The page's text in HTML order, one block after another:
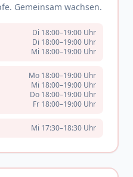
Gemeinsam wachsen.
Di 18:00–19:00 Uhr
Di 18:00–19:00 Uhr
Mi 18:00–19:00 Uhr
Mo 18:00–19:00 Uhr
Mi 18:00–19:00 Uhr
Do 18:00–19:00 Uhr
Fr 18:00–19:00 Uhr
Mi 17:30–18:30 Uhr